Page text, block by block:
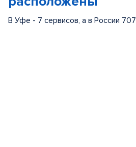
В Уфе - 7 сервисов, а в России